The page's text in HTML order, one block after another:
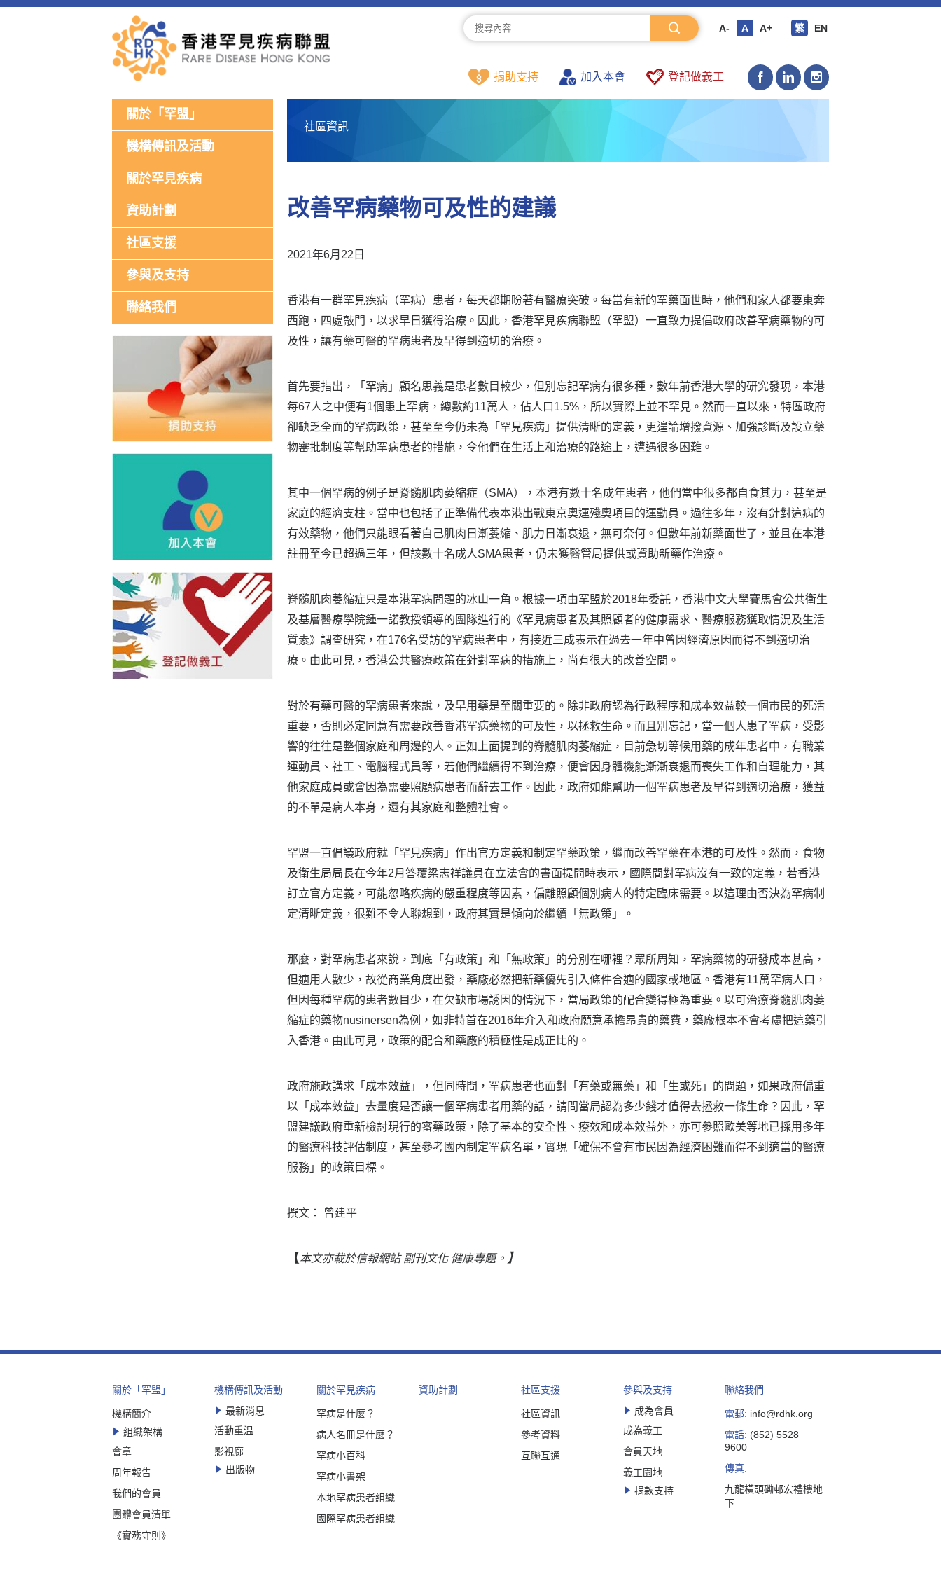
A- A A+ 繁 EN
捐助支持 加入本會 登記做義工
關於「罕盟」
機構傳訊及活動
關於罕見疾病
資助計劃
社區支援
參與及支持
聯絡我們
社區資訊
改善罕病藥物可及性的建議
2021年6月22日
香港有一群罕見疾病（罕病）患者，每天都期盼著有醫療突破。每當有新的罕藥面世時，他們和家人都要東奔
西跑，四處敲門，以求早日獲得治療。因此，香港罕見疾病聯盟（罕盟）一直致力提倡政府改善罕病藥物的可
及性，讓有藥可醫的罕病患者及早得到適切的治療。
首先要指出，「罕病」顧名思義是患者數目較少，但別忘記罕病有很多種，數年前香港大學的研究發現，本港
每67人之中便有1個患上罕病，總數約11萬人，佔人口1.5%，所以實際上並不罕見。然而一直以來，特區政府
卻缺乏全面的罕病政策，甚至至今仍未為「罕見疾病」提供清晰的定義，更遑論增撥資源、加強診斷及設立藥
物審批制度等幫助罕病患者的措施，令他們在生活上和治療的路途上，遭遇很多困難。
其中一個罕病的例子是脊髓肌肉萎縮症（SMA），本港有數十名成年患者，他們當中很多都自食其力，甚至是
家庭的經濟支柱。當中也包括了正準備代表本港出戰東京奧運殘奧項目的運動員。過往多年，沒有針對這病的
有效藥物，他們只能眼看著自己肌肉日漸萎縮、肌力日漸衰退，無可奈何。但數年前新藥面世了，並且在本港
註冊至今已超過三年，但該數十名成人SMA患者，仍未獲醫管局提供或資助新藥作治療。
脊髓肌肉萎縮症只是本港罕病問題的冰山一角。根據一項由罕盟於2018年委託，香港中文大學賽馬會公共衛生
及基層醫療學院鍾一諾教授領導的團隊進行的《罕見病患者及其照顧者的健康需求、醫療服務獲取情況及生活
質素》調查研究，在176名受訪的罕病患者中，有接近三成表示在過去一年中曾因經濟原因而得不到適切治
療。由此可見，香港公共醫療政策在針對罕病的措施上，尚有很大的改善空間。
對於有藥可醫的罕病患者來說，及早用藥是至關重要的。除非政府認為行政程序和成本效益較一個市民的死活
重要，否則必定同意有需要改善香港罕病藥物的可及性，以拯救生命。而且別忘記，當一個人患了罕病，受影
響的往往是整個家庭和周邊的人。正如上面提到的脊髓肌肉萎縮症，目前急切等候用藥的成年患者中，有職業
運動員、社工、電腦程式員等，若他們繼續得不到治療，便會因身體機能漸漸衰退而喪失工作和自理能力，其
他家庭成員或會因為需要照顧病患者而辭去工作。因此，政府如能幫助一個罕病患者及早得到適切治療，獲益
的不單是病人本身，還有其家庭和整體社會。
罕盟一直倡議政府就「罕見疾病」作出官方定義和制定罕藥政策，繼而改善罕藥在本港的可及性。然而，食物
及衛生局局長在今年2月答覆梁志祥議員在立法會的書面提問時表示，國際間對罕病沒有一致的定義，若香港
訂立官方定義，可能忽略疾病的嚴重程度等因素，偏離照顧個別病人的特定臨床需要。以這理由否決為罕病制
定清晰定義，很難不令人聯想到，政府其實是傾向於繼續「無政策」。
那麼，對罕病患者來說，到底「有政策」和「無政策」的分別在哪裡？眾所周知，罕病藥物的研發成本甚高，
但適用人數少，故從商業角度出發，藥廠必然把新藥優先引入條件合適的國家或地區。香港有11萬罕病人口，
但因每種罕病的患者數目少，在欠缺市場誘因的情況下，當局政策的配合變得極為重要。以可治療脊髓肌肉萎
縮症的藥物nusinersen為例，如非特首在2016年介入和政府願意承擔昂貴的藥費，藥廠根本不會考慮把這藥引
入香港。由此可見，政策的配合和藥廠的積極性是成正比的。
政府施政講求「成本效益」，但同時間，罕病患者也面對「有藥或無藥」和「生或死」的問題，如果政府偏重
以「成本效益」去量度是否讓一個罕病患者用藥的話，請問當局認為多少錢才值得去拯救一條生命？因此，罕
盟建議政府重新檢討現行的審藥政策，除了基本的安全性、療效和成本效益外，亦可參照歐美等地已採用多年
的醫療科技評估制度，甚至參考國內制定罕病名單，實現「確保不會有市民因為經濟困難而得不到適當的醫療
服務」的政策目標。
撰文： 曾建平
【本文亦載於信報網站 副刊文化 健康專題。 】
關於「罕盟」
機構簡介
組織架構
會章
周年報告
我們的會員
團體會員清單
《實務守則》
機構傳訊及活動
最新消息
活動重温
影視廊
出版物
關於罕見疾病
罕病是什麼？
病人名冊是什麼？
罕病小百科
罕病小書架
本地罕病患者組織
國際罕病患者組織
資助計劃 社區支援
社區資訊
參考資料
互聯互通
參與及支持
成為會員
成為義工
會員天地
義工園地
捐款支持
聯絡我們
電郵: info@rdhk.org
電話: (852) 5528
9600
傳真:
九龍橫頭磡邨宏禮樓地
下